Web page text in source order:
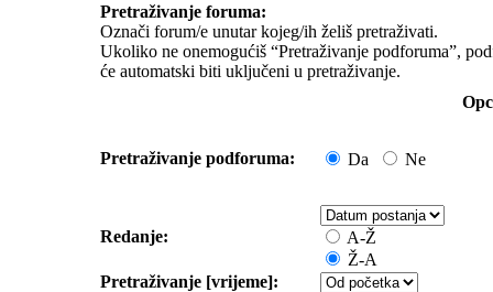
Pretraživanje foruma:
Označi forum/e unutar kojeg/ih želiš pretraživati.
Ukoliko ne onemogućiš “Pretraživanje podforuma”,
će automatski biti uključeni u pretraživanje.
Pretraživanje podforuma: Da Ne
Redanje:
A-Ž
Ž-A
Pretraživanje [vrijeme]: